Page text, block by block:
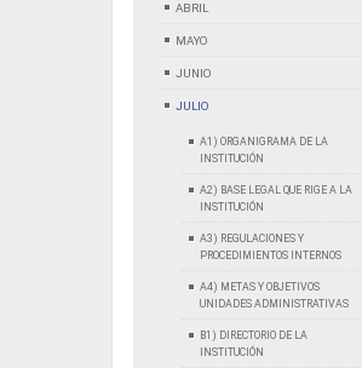
ABRIL
MAYO
JUNIO
JULIO
A1) ORGANIGRAMA DE LA
INSTITUCIÓN
A2) BASE LEGAL QUE RIGE A LA
INSTITUCIÓN
A3) REGULACIONES Y
PROCEDIMIENTOS INTERNOS
A4) METAS Y OBJETIVOS
UNIDADES ADMINISTRATIVAS
B1) DIRECTORIO DE LA
INSTITUCIÓN